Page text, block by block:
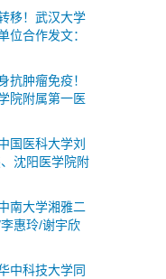
病代谢变化的内
移！武汉大学
位合作发文：
抗肿瘤免疫！
院附属第一医
国医科大学刘
沈阳医学院附
化：分子机
义及临床意义
南大学湘雅二
惠玲/谢宇欣
子机制与治疗
中科技大学同